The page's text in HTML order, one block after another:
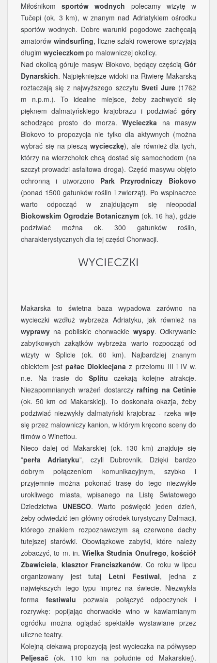
Miłośnikomsportów wodnych polecamy wizytę w
Tučepi (ok. 3 km), w znanym nad Adriatykiem ośrodku
sportów wodnych. Dobre warunki pogodowe zachęcają
amatorów windsurfing, liczne szlaki rowerowe sprzyjają
długim wycieczkom po malowniczej okolicy.
Nad okolicą góruje masyw Biokovo, będący częścią Gór
Dynarskich. Najpiękniejsze widoki na Riwierę Makarską
roztaczają się z najwyższego szczytu Sveti Jure(1762
m n.p.m.). To idealne miejsce, żeby zachwycić się
pięknem dalmatyńskiego krajobrazu i podziwiać góry
schodzące prosto do morza.Wycieczka na masyw
Biokovo to propozycja nie tylko dla aktywnych (można
wybrać się na pieszą wycieczkę), ale również dla tych,
którzy na wierzchołek chcą dostać się samochodem (na
szczyt prowadzi asfaltowa droga). Część masywu objęto
ochronną i utworzono Park Przyrodniczy Biokovo
(ponad 1500 gatunków roślin i zwierząt). Po wspinaczce
warto odpocząć w znajdującym się nieopodal
Biokowskim Ogrodzie Botanicznym(ok. 16 ha), gdzie
podziwiać można ok. 300 gatunków roślin,
charakterystycznych dla tej części Chorwacji.
WYCIECZKI
Makarska to świetna baza wypadowa zarówno na
wycieczki wzdłuż wybrzeża Adriatyku, jak również na
wyprawy na pobliskie chorwackie wyspy. Odkrywanie
zabytkowych zakątków wybrzeża warto rozpocząć od
wizyty w Splicie (ok. 60 km). Najbardziej znanym
obiektem jestpałac Dioklecjana z przełomu III i IV w.
n.e. Na trasie do Splitu czekają kolejne atrakcje.
Niezapomnianych wrażeń dostarczyrafting na Cetinie
(ok. 50 km od Makarskiej). To doskonała okazja, żeby
podziwiać niezwykły dalmatyński krajobraz - rzeka wije
się przez malowniczy kanion, w którym kręcono sceny do
filmów o Winettou.
Nieco dalej od Makarskiej (ok. 130 km) znajduje się
”perła Adriatyku”, czyli Dubrovnik. Dzięki bardzo
dobrym połączeniom komunikacyjnym, szybko i
przyjemnie można pokonać trasę do tego niezwykle
urokliwego miasta, wpisanego na Listę Światowego
Dziedzictwa UNESCO. Warto poświęcić jeden dzień,
żeby odwiedzić ten główny ośrodek turystyczny Dalmacji,
którego znakiem rozpoznawczym są czerwone dachy
tutejszej starówki. Obowiązkowe zabytki, które należy
zobaczyć, to m. in.Wielka Studnia Onufrego,kościół
Zbawiciela, klasztor Franciszkanów. Co roku w lipcu
organizowany jest tutaj Letni Festiwal, jedna z
największych tego typu imprez na świecie. Niezwykła
formafestiwalu pozwala połączyć odpoczynek i
rozrywkę: popijając chorwackie wino w kawiarnianym
ogródku można oglądać spektakle wystawiane przez
uliczne teatry.
Kolejną ciekawą propozycją jest wycieczka na półwysep
Peljesač (ok. 110 km na południe od Makarskiej).